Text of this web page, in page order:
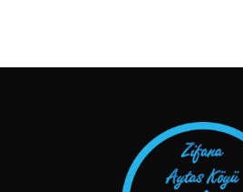
TAKIP ET